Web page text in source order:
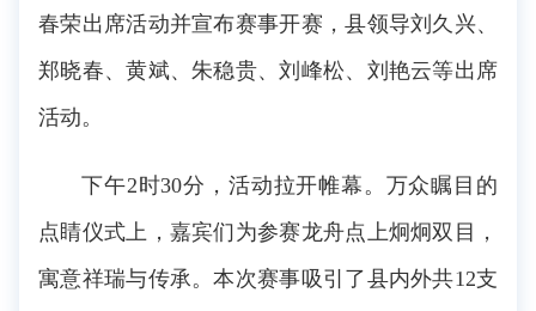
春荣出席活动并宣布赛事开赛，县领导刘久兴、
郑晓春、黄斌、朱稳贵、刘峰松、刘艳云等出席
活动。
下午2时30分，活动拉开帷幕。万众瞩目的
点睛仪式上，嘉宾们为参赛龙舟点上炯炯双目，
寓意祥瑞与传承。本次赛事吸引了县内外共12支